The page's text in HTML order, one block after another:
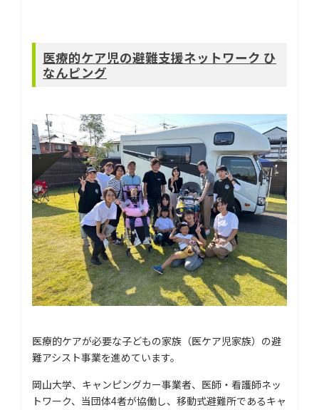
医療的ケア児の避難支援ネットワーク ひ
なんピング
医療的ケアが必要な子どもの家族（医ケア児家族）の避
難アシスト事業を進めています。
岡山大学、キャンピングカー事業者、医師・看護師ネッ
トワーク、当団体4者が協働し、移動式避難所であるキャ